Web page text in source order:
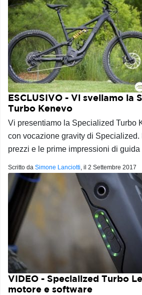
ESCLUSIVO - Vi sveliamo la
Turbo Kenevo
Vi presentiamo la Specialized Turbo
con vocazione gravity di Specialized.
prezzi e le prime impressioni di guida
Scritto da Simone Lanciotti, il 2 Settembre 2017
VIDEO - Specialized Turbo
motore e software